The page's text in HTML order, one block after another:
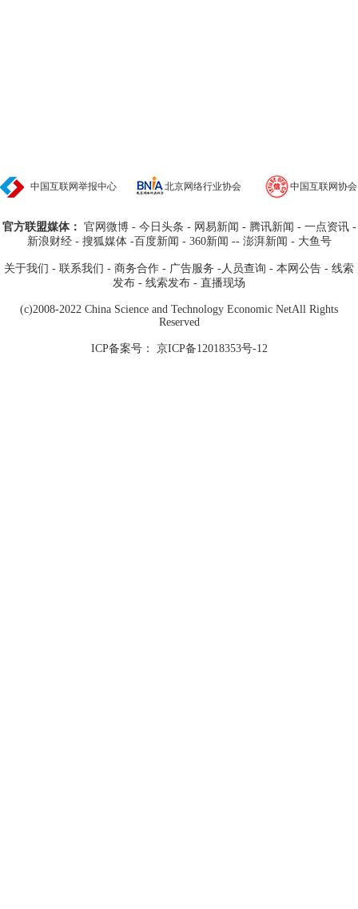
中国互联网举报中心 北京网络行业协会 中国互联网协会
官方联盟媒体： 官网微博- 今日头条 -网易新闻 - 腾讯新闻 - 一点资讯-
新浪财经 - 搜狐媒体 -百度新闻 - 360新闻 -- 澎湃新闻 -大鱼号
关于我们 - 联系我们 - 商务合作 - 广告服务 -人员查询 - 本网公告 - 线索
发布 - 线索发布 - 直播现场
(c)2008-2022 China Science and Technology Economic NetAll Rights
Reserved
ICP备案号： 京ICP备12018353号-12